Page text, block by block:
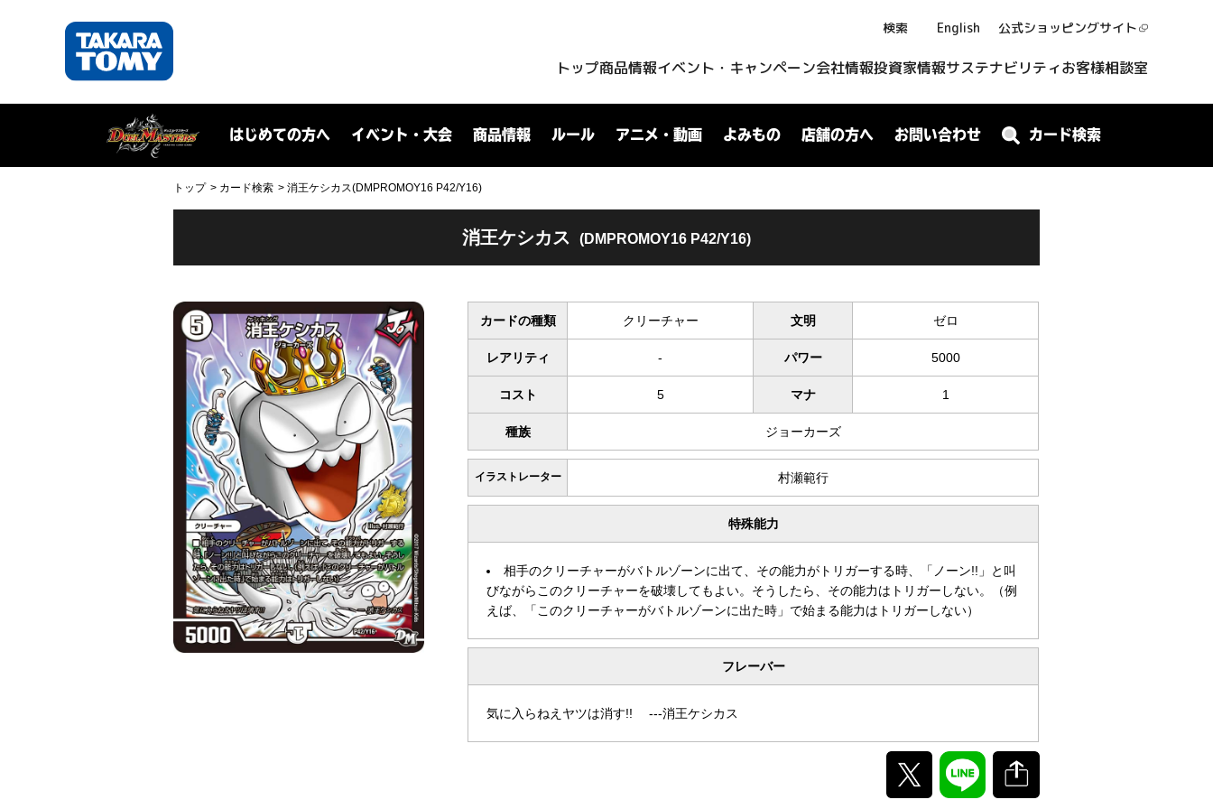
検索 English 公式ショッピングサイト
トップ商品情報イベント・キャンペーン会社情報投資家情報サステナビリティお客様相談室
はじめての方へ イベント・大会 商品情報 ルール アニメ・動画 よみもの 店舗の方へ お問い合わせ カード検索
トップ カード検索 消王ケシカス(DMPROMOY16 P42/Y16)
消王ケシカス (DMPROMOY16 P42/Y16)
カードの種類 クリーチャー 文明 ゼロ
レアリティ - パワー 5000
コスト 5 マナ 1
種族 ジョーカーズ
イラストレーター 村瀬範行
特殊能力
相手のクリーチャーがバトルゾーンに出て、その能力がトリガーする時、「ノーン!!」と叫
びながらこのクリーチャーを破壊してもよい。そうしたら、その能力はトリガーしない。（例
えば、「このクリーチャーがバトルゾーンに出た時」で始まる能力はトリガーしない）
フレーバー
気に入らねえヤツは消す!! ---消王ケシカス